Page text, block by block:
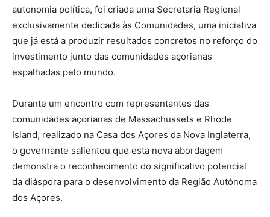
autonomia política, foi criada uma Secretaria Regional
exclusivamente dedicada às Comunidades, uma iniciativa
que já está a produzir resultados concretos no reforço do
investimento junto das comunidades açorianas
espalhadas pelo mundo.
Durante um encontro com representantes das
comunidades açorianas de Massachussets e Rhode
Island, realizado na Casa dos Açores da Nova Inglaterra,
o governante salientou que esta nova abordagem
demonstra o reconhecimento do significativo potencial
da diáspora para o desenvolvimento da Região Autónoma
dos Açores.